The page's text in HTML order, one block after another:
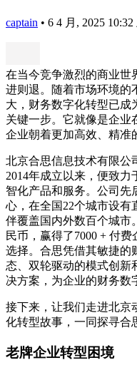
captain • 6 4 月, 2025
在当今竞争激烈的商业世
进则退。随着市场环境的
大，财务数字化转型已成
关键一步。它就像是企业
企业朝着更加高效、精准
北京合思信息技术有限公
2014年成立以来，便致
智化产品和服务。公司先
心，在全国22个城市设有
伴覆盖国内外数百个城市
民币，赢得了7000 + 付
选择。合思凭借其敏捷的
态、双轮驱动的模式创新
决方案，为企业的财务数
接下来，让我们走进北京
化转型故事，一同探寻合
老牌企业转型困境